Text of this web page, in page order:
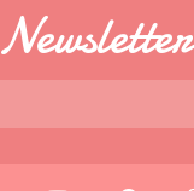
Newsletter